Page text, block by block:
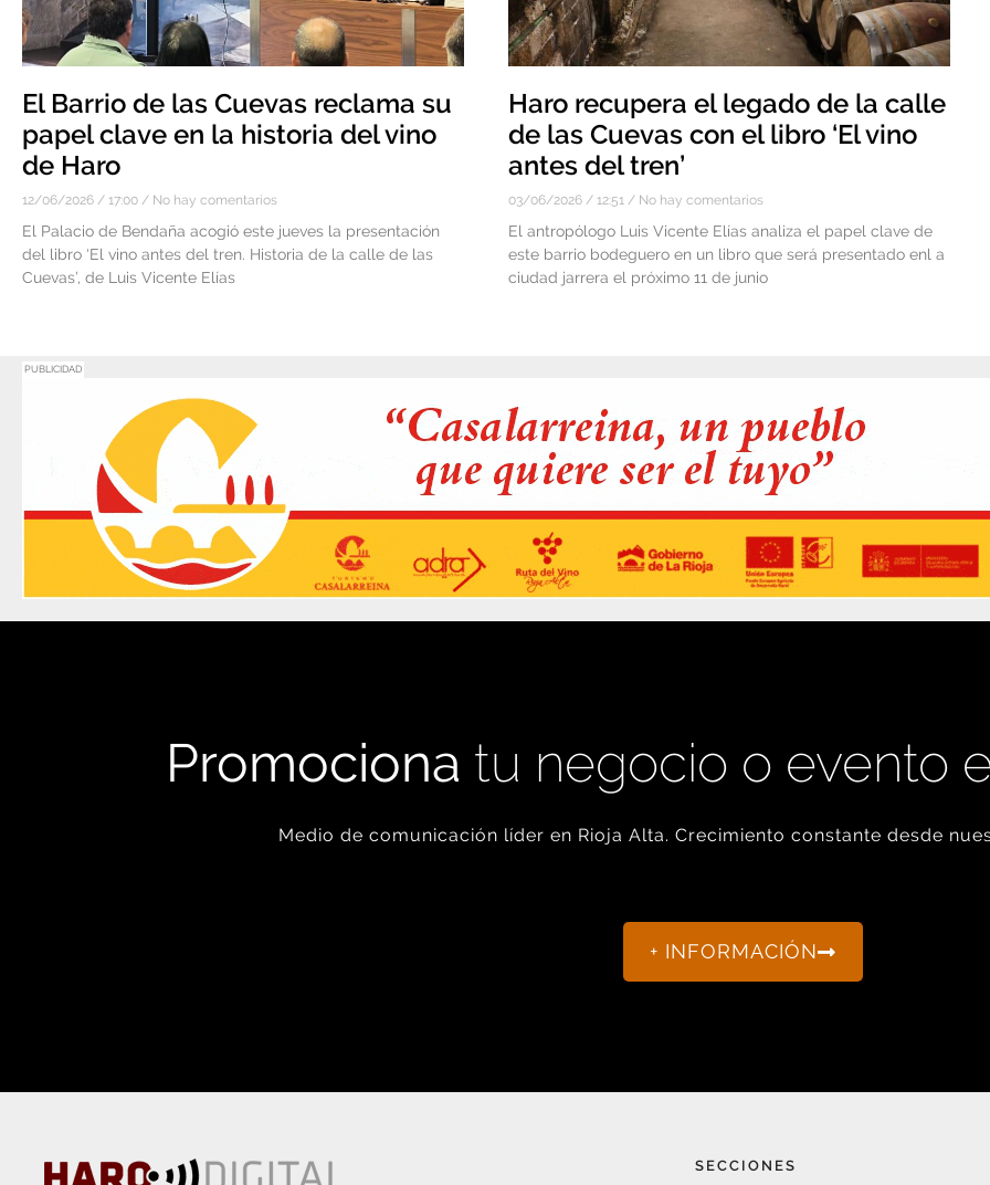
El Barrio de las Cuevas reclama su
papel clave en la historia del vino
de Haro
12/06/2026 17:00 No hay comentarios
El Palacio de Bendaña acogió este jueves la presentación
del libro ‘El vino antes del tren. Historia de la calle de las
Cuevas’, de Luis Vicente Elías
Haro recupera el legado de la calle
de las Cuevas con el libro ‘El vino
antes del tren’
03/06/2026 12:51 No hay comentarios
El antropólogo Luis Vicente Elías analiza el papel clave de
este barrio bodeguero en un libro que será presentado enl a
ciudad jarrera el próximo 11 de junio
PUBLICIDAD
Promociona tu negocio o evento
Medio de comunicación líder en Rioja Alta. Crecimiento constante desde
+ INFORMACIÓN
SECCIONES